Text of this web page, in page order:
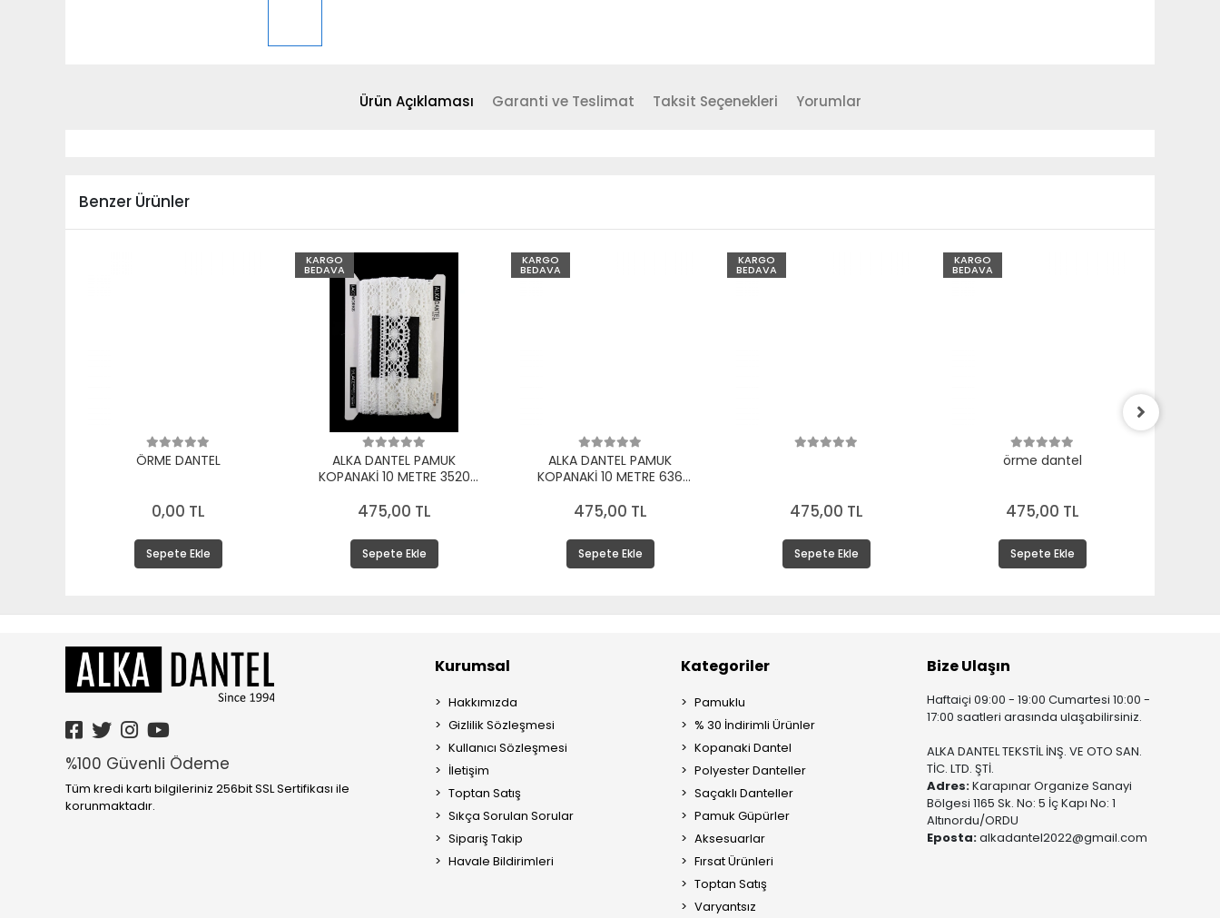
Ürün Açıklaması Garanti ve Teslimat Taksit Seçenekleri Yorumlar
Benzer Ürünler
ÖRME DANTEL
0,00 TL
Sepete Ekle
KARGO
BEDAVA
ALKA DANTEL PAMUK
KOPANAKİ 10 METRE 3520
475,00 TL
Sepete Ekle
KARGO
BEDAVA
ALKA DANTEL PAMUK
KOPANAKİ 10 METRE 636
475,00 TL
Sepete Ekle
KARGO
BEDAVA
475,00 TL
Sepete Ekle
KARGO
BEDAVA
örme dantel
475,00 TL
Sepete Ekle
%100 Güvenli Ödeme
Tüm kredi kartı bilgileriniz 256bit SSL Sertifikası ile
korunmaktadır.
Kurumsal
Hakkımızda
Gizlilik Sözleşmesi
Kullanıcı Sözleşmesi
İletişim
Toptan Satış
Sıkça Sorulan Sorular
Sipariş Takip
Havale Bildirimleri
Kategoriler
Pamuklu
% 30 İndirimli Ürünler
Kopanaki Dantel
Polyester Danteller
Saçaklı Danteller
Pamuk Güpürler
Aksesuarlar
Fırsat Ürünleri
Toptan Satış
Varyantsız
Bize Ulaşın
Haftaiçi 09:00 - 19:00 Cumartesi 10:00 -
17:00 saatleri arasında ulaşabilirsiniz.
ALKA DANTEL TEKSTİL İNŞ. VE OTO SAN.
TİC. LTD. ŞTİ.
Adres:Karapınar Organize Sanayi
Bölgesi 1165 Sk. No: 5 İç Kapı No: 1
Altınordu/ORDU
Eposta:alkadantel2022@gmail.com